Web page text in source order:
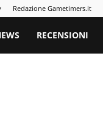
Redazione Gametimers.it
RECENSIONI